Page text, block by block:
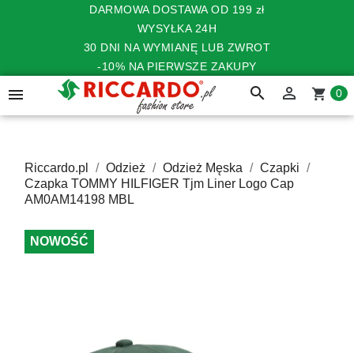
DARMOWA DOSTAWA OD 199 zł
WYSYŁKA 24H
30 DNI NA WYMIANĘ LUB ZWROT
-10% NA PIERWSZE ZAKUPY
 search  shopping_cart 0
Riccardo.pl Odzież Odzież Męska
Czapki
Czapka TOMMY HILFIGER Tjm Liner Logo Cap
AM0AM14198 MBL
NOWOŚĆ